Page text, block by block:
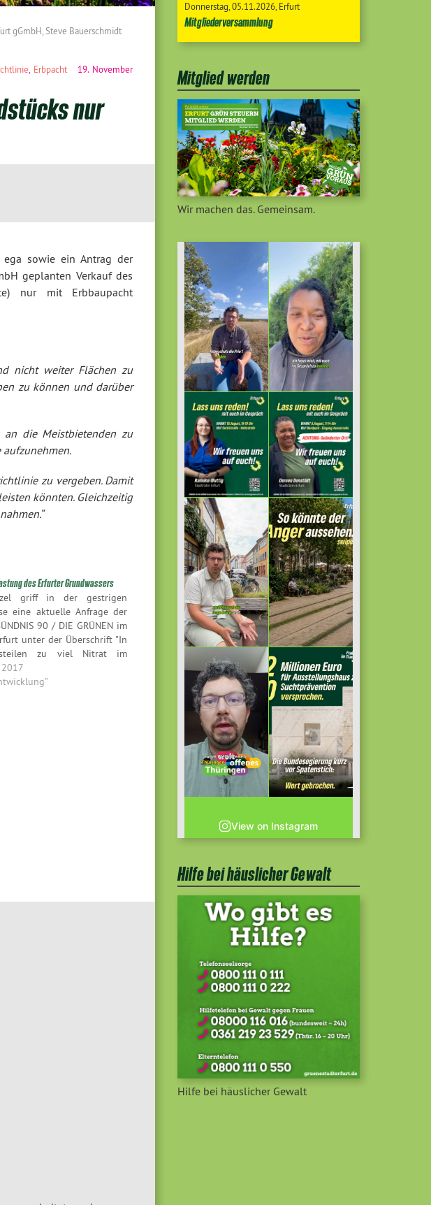
gGmbH, Steve Bauerschmidt
Erbpacht
19. November
nur
ega sowie ein Antrag der
geplanten Verkauf des
nur mit Erbbaupacht
nicht weiter Flächen zu
zu können und darüber
an die Meistbietenden zu
zu vergeben. Damit
könnten. Gleichzeitig
des Erfurter Grundwassers
griff in der gestrigen
eine aktuelle Anfrage der
90 / DIE GRÜNEN im
unter der Überschrift "In
zu viel Nitrat im
auf. Aus der
der Stadtverwaltung
2017
Donnerstag 05.11.2026 Erfurt
Mitgliederversammlung
Mitglied werden
Wir machen das. Gemeinsam.
View on Instagram
Hilfe bei häuslicher Gewalt
Hilfe bei häuslicher Gewalt